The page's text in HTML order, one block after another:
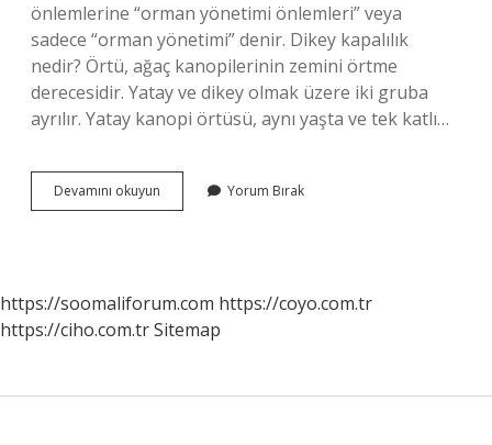
önlemlerine “orman yönetimi önlemleri” veya
sadece “orman yönetimi” denir. Dikey kapalılık
nedir? Örtü, ağaç kanopilerinin zemini örtme
derecesidir. Yatay ve dikey olmak üzere iki gruba
ayrılır. Yatay kanopi örtüsü, aynı yaşta ve tek katlı…
Devamını okuyun Meşcerede
Kapalılık
Yorum Bırak
https://soomaliforum.com https://coyo.com.tr
https://ciho.com.trSitemap